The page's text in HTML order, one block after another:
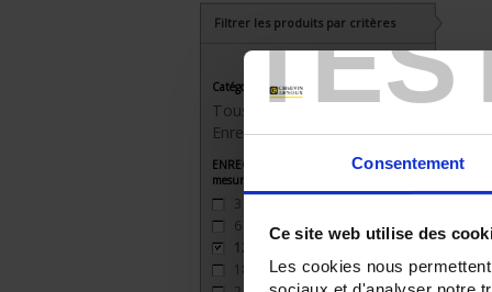
Consentement
Ce site web utilise des
Les cookies nous
Filtrer les produits par critères
Catégorie
Tous les produits
Enregistreurs sans papier
ENREGISTREUR - Nombre de voies de
mesure
3
6
12
18